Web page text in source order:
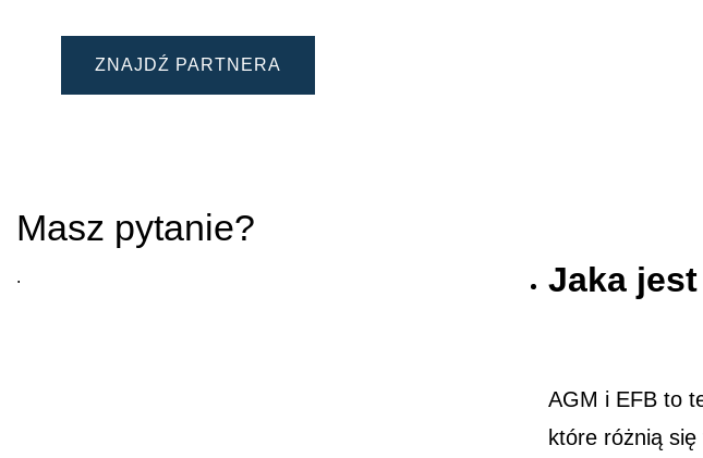
ZNAJDŹ PARTNERA
Masz pytanie?
. Jaka
AGM i EFB to
które różnią się